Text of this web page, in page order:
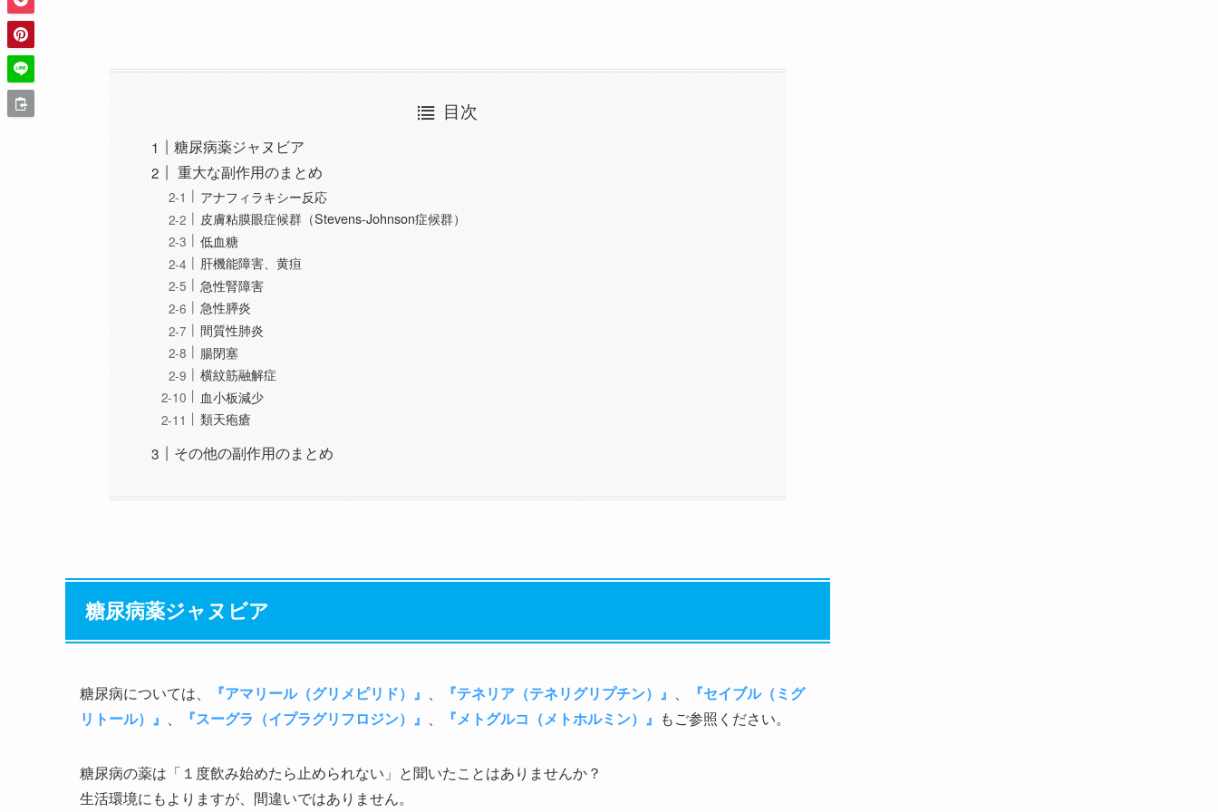
目次
糖尿病薬ジャヌビア
重大な副作用のまとめ
アナフィラキシー反応
皮膚粘膜眼症候群（Stevens-Johnson症候群）
低血糖
肝機能障害、黄疸
急性腎障害
急性膵炎
間質性肺炎
腸閉塞
横紋筋融解症
血小板減少
類天疱瘡
その他の副作用のまとめ
糖尿病薬ジャヌビア
糖尿病については、 『アマリール（グリメピリド）』 、 『テネリア（テネリグリプチン）』 、
『セイブル（ミグ
リトール）』 、 『スーグラ（イプラグリフロジン）』 、 『メトグルコ（メトホルミン）』 もご参照ください。
糖尿病の薬は「１度飲み始めたら止められない」と聞いたことはありませんか？
生活環境にもよりますが、間違いではありません。